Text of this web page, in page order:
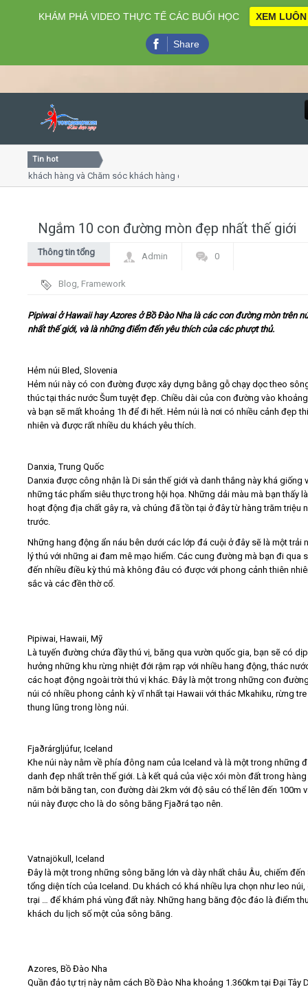
Close
Home
Giới thiệu
Kiến thức
Liên hệ - Đăng ký
Tìm kiếm
Tin hot
hàng và Chăm sóc khách hàng chuyên nghiệp
Ngắm 10 con đường mòn đẹp nhất thế giới
Thông tin tổng
Admin 0
Blog, Framework
Pipiwai ở Hawaii hay Azores ở Bồ Đào Nha là các con đường mòn trên
nhất thế giới, và là những điểm đến yêu thích của các phượt thủ.
Hẻm núi Bled, Slovenia
Hẻm núi này có con đường được xây dựng bằng gỗ chạy dọc theo
thúc tại thác nước Šum tuyệt đẹp. Chiều dài của con đường vào
và bạn sẽ mất khoảng 1h để đi hết. Hẻm núi là nơi có nhiều cảnh đẹp
nhiên và được rất nhiều du khách yêu thích.
Danxia, Trung Quốc
Danxia được công nhận là Di sản thế giới và danh thắng này khá giống
những tác phẩm siêu thực trong hội họa. Những dải màu mà bạn thấy
hoạt động địa chất gây ra, và chúng đã tồn tại ở đây từ hàng trăm triệu
trước.
Những hang động ẩn náu bên dưới các lớp đá cuội ở đây sẽ là một trải
lý thú với những ai đam mê mạo hiểm. Các cung đường mà bạn đi qua
đến nhiều điều kỳ thú mà không đâu có được với phong cảnh thiên
sắc và các đền thờ cổ.
Pipiwai, Hawaii, Mỹ
Là tuyến đường chứa đầy thú vị, băng qua vườn quốc gia, bạn sẽ có
hưởng những khu rừng nhiệt đới rậm rạp với nhiều hang động, thác
các hoạt động ngoài trời thú vị khác. Đây là một trong những con
núi có nhiều phong cảnh kỳ vĩ nhất tại Hawaii với thác Mkahiku, rừng tre
thung lũng trong lòng núi.
Fjaðrárgljúfur, Iceland
Khe núi này nằm về phía đông nam của Iceland và là một trong những
danh đẹp nhất trên thế giới. Là kết quả của việc xói mòn đất trong
năm bởi băng tan, con đường dài 2km với độ sâu có thể lên đến 100m
núi này được cho là do sông băng Fjaðrá tạo nên.
Vatnajökull, Iceland
Đây là một trong những sông băng lớn và dày nhất châu Âu, chiếm đến
tổng diện tích của Iceland. Du khách có khá nhiều lựa chọn như leo núi,
trại … để khám phá vùng đất này. Những hang băng độc đáo là điểm
khách du lịch số một của sông băng.
Azores, Bồ Đào Nha
Quần đảo tự trị này nằm cách Bồ Đào Nha khoảng 1.360km tại Đại Tây
KHÁM PHÁ VIDEO THỰC TẾ CÁC BUỔI HỌC XEM LUÔN
Share